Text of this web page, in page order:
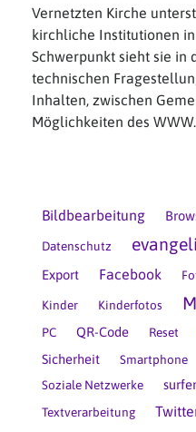
Vernetzten Kirche
kirchliche Institutionen
Schwerpunkt sieht sie in
technischen
Inhalten, zwischen
Möglichkeiten des WWW.
Bildbearbeitung
Datenschutz
Export Facebook
Kinder Kinderfotos
PC
QR-Code Reset
Sicherheit Smartphone
Soziale Netzwerke
Textverarbeitung